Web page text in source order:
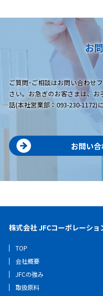
お
ご質問･ご相談はお問い合わせ
さい。お急ぎのお客さまは、
話(本社営業部：093-230-1172)
お問い
株式会社 JFCコーポレーショ
TOP
会社概要
JFCの強み
取扱原料